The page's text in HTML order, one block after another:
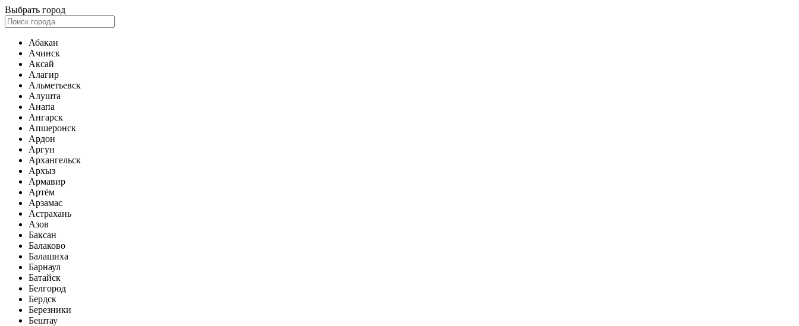
Выбрать город
Абакан
Ачинск
Аксай
Алагир
Альметьевск
Алушта
Анапа
Ангарск
Апшеронск
Ардон
Аргун
Архангельск
Архыз
Армавир
Артём
Арзамас
Астрахань
Азов
Баксан
Балаково
Балашиха
Барнаул
Батайск
Белгород
Бердск
Березники
Бештау